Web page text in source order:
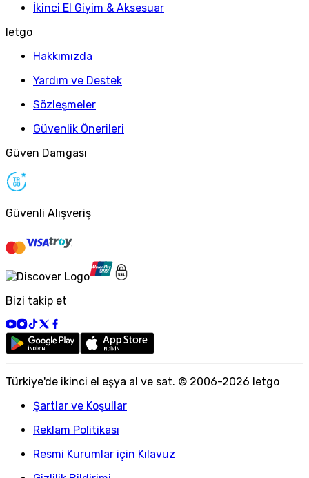
İkinci El Giyim & Aksesuar
letgo
Hakkımızda
Yardım ve Destek
Sözleşmeler
Güvenlik Önerileri
Güven Damgası
Güvenli Alışveriş
Bizi takip et
Türkiye'de ikinci el eşya al ve sat. © 2006-2026 letgo
Şartlar ve Koşullar
Reklam Politikası
Resmi Kurumlar için Kılavuz